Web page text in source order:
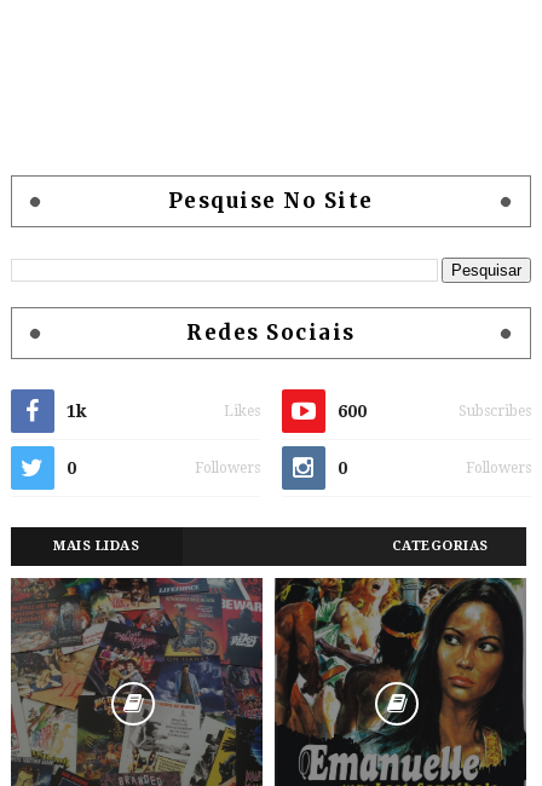
Pesquise No Site
Redes Sociais
1k Likes 600 Subscribes
0 Followers 0 Followers
MAIS LIDAS CATEGORIAS